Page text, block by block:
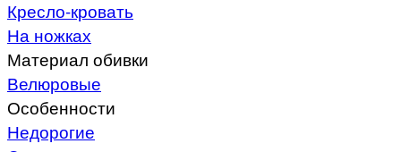
Кресло-кровать
На ножках
Материал обивки
Велюровые
Особенности
Недорогие